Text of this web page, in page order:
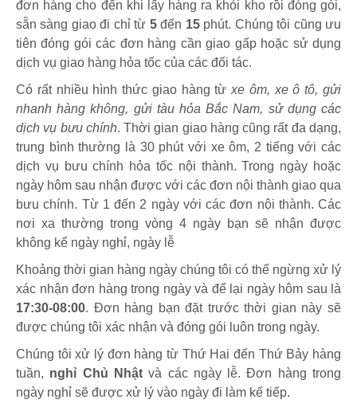
đơn hàng cho đến khi lấy hàng ra khỏi kho rồi đóng gói,
sẵn sàng giao đi chỉ từ 5đến 15 phút. Chúng tôi cũng ưu
tiên đóng gói các đơn hàng cần giao gấp hoặc sử dụng
dịch vụ giao hàng hỏa tốc của các đối tác.
Có rất nhiều hình thức giao hàng từxe ôm, xe ô tô, gửi
nhanh hàng không, gửi tàu hỏa Bắc Nam, sử dụng các
dịch vụ bưu chính. Thời gian giao hàng cũng rất đa dạng,
trung bình thường là 30 phút với xe ôm, 2 tiếng với các
dịch vụ bưu chính hỏa tốc nội thành. Trong ngày hoặc
ngày hôm sau nhận được với các đơn nội thành giao qua
bưu chính. Từ 1 đến 2 ngày với các đơn nội thành. Các
nơi xa thường trong vòng 4 ngày bạn sẽ nhận được
không kể ngày nghỉ, ngày lễ
Khoảng thời gian hàng ngày chúng tôi có thể ngừng xử lý
xác nhận đơn hàng trong ngày và để lại ngày hôm sau là
17:30-08:00. Đơn hàng bạn đặt trước thời gian này sẽ
được chúng tôi xác nhận và đóng gói luôn trong ngày.
Chúng tôi xử lý đơn hàng từ Thứ Hai đến Thứ Bảy hàng
tuần, nghỉ Chủ Nhậtvà các ngày lễ. Đơn hàng trong
ngày nghỉ sẽ được xử lý vào ngày đi làm kế tiếp.